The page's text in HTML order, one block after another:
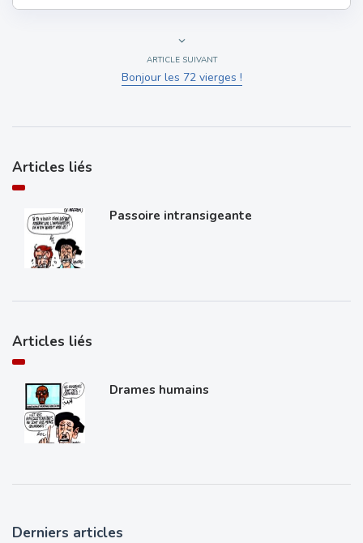
ARTICLE SUIVANT
Bonjour les 72 vierges !
Articles liés
Passoire intransigeante
Articles liés
Drames humains
Derniers articles